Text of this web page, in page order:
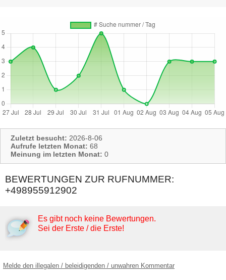
Zuletzt besucht: 2026-8-06
Aufrufe letzten Monat: 68
Meinung im letzten Monat: 0
BEWERTUNGEN ZUR RUFNUMMER:
+498955912902
Es gibt noch keine Bewertungen.
Sei der Erste / die Erste!
Melde den illegalen / beleidigenden / unwahren Kommentar